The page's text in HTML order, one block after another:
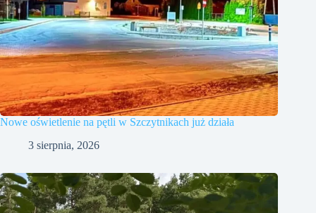
Nowe oświetlenie na pętli w Szczytnikach już działa
3 sierpnia, 2026